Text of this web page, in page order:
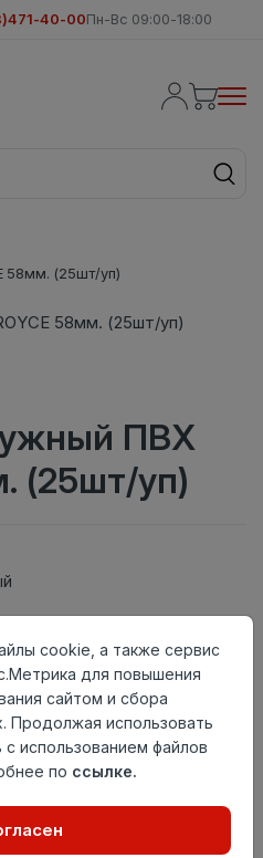
40-00Пн-Вс 09:00-18:00
58мм. (25шт/уп)
ПВХ
(25шт/уп)
в корзину
может отличаться от
сайте. Проверяйте
cookie, а также сервис
для повышения
сайтом и сбора
Продолжая использовать
использованием файлов
по ссылке.